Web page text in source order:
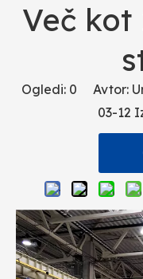
Več kot
Ogledi: 0 Avtor:
03-12